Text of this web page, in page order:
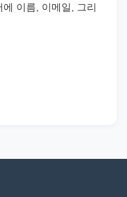
이름, 이메일, 그리